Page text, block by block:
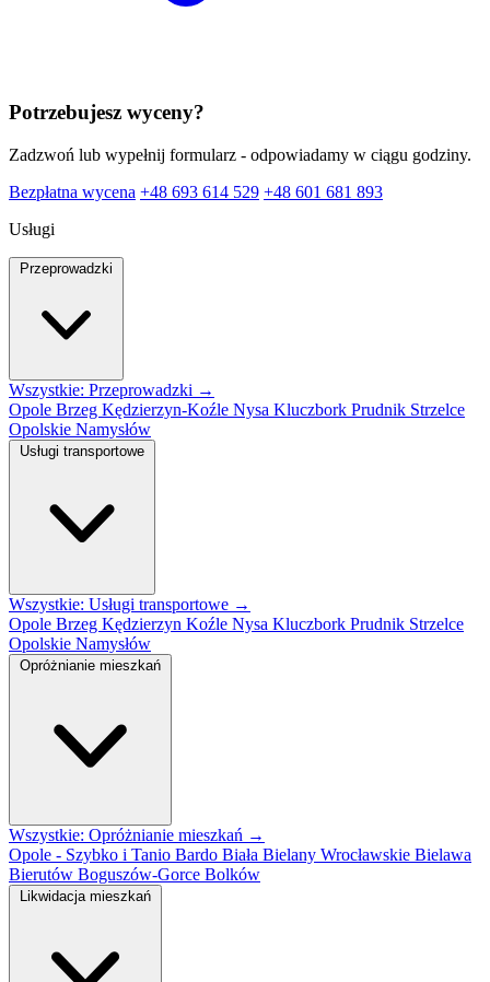
Potrzebujesz wyceny?
Zadzwoń lub wypełnij formularz - odpowiadamy w ciągu godziny.
Bezpłatna wycena +48 693 614 529 +48 601 681 893
Usługi
Przeprowadzki
Wszystkie: Przeprowadzki →
Opole Brzeg Kędzierzyn-Koźle Nysa Kluczbork Prudnik Strzelce
Opolskie Namysłów
Usługi transportowe
Wszystkie: Usługi transportowe →
Opole Brzeg Kędzierzyn Koźle Nysa Kluczbork Prudnik Strzelce
Opolskie Namysłów
Opróżnianie mieszkań
Wszystkie: Opróżnianie mieszkań →
Opole - Szybko i Tanio Bardo Biała Bielany Wrocławskie Bielawa
Bierutów Boguszów-Gorce Bolków
Likwidacja mieszkań